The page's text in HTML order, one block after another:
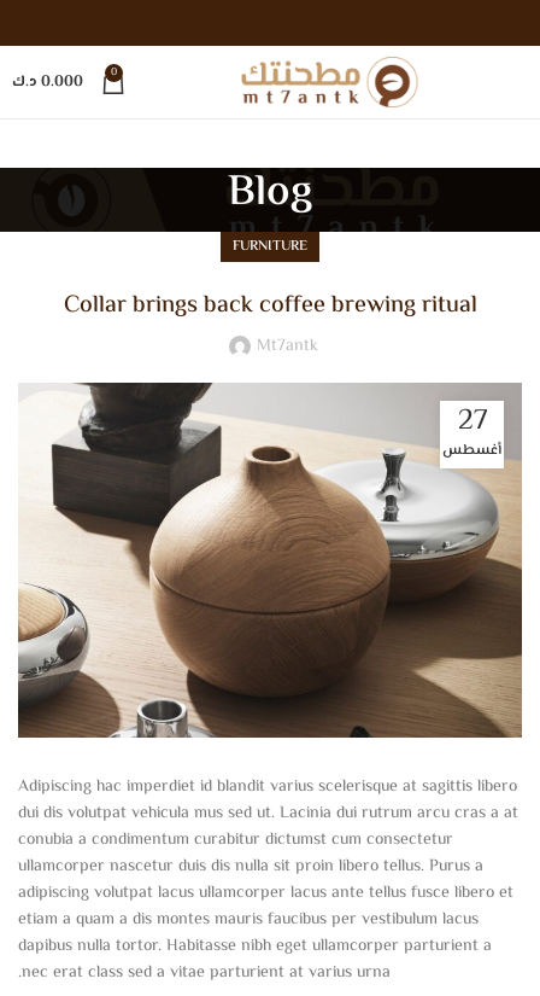
0
0.000 د.ك
Blog
FURNITURE
Collar brings back coffee brewing ritual
Mt7antk
27
أغسطس
Adipiscing hac imperdiet id blandit varius scelerisque at sagittis libero
dui dis volutpat vehicula mus sed ut. Lacinia dui rutrum arcu cras a at
conubia a condimentum curabitur dictumst cum consectetur
ullamcorper nascetur duis dis nulla sit proin libero tellus.Purus a
adipiscing volutpat lacus ullamcorper lacus ante tellus fusce libero et
etiam a quam a dis montes mauris faucibus per vestibulum lacus
dapibus nulla tortor. Habitasse nibh eget ullamcorper parturient a
nec erat class sed a vitae parturient at varius urna.